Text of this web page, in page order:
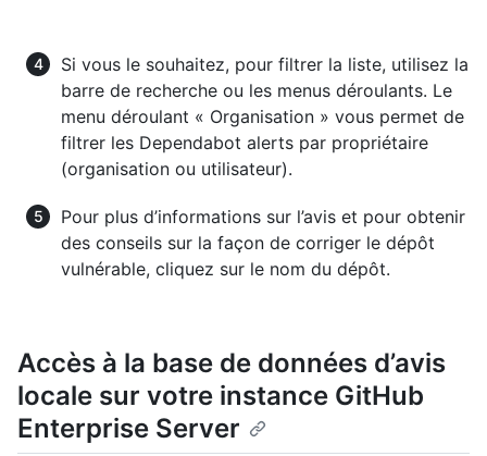
Si vous le souhaitez, pour filtrer la liste, utilisez la
barre de recherche ou les menus déroulants. Le
menu déroulant « Organisation » vous permet de
filtrer les Dependabot alerts par propriétaire
(organisation ou utilisateur).
Pour plus d’informations sur l’avis et pour obtenir
des conseils sur la façon de corriger le dépôt
vulnérable, cliquez sur le nom du dépôt.
Accès à la base de données d’avis
locale sur votre instance GitHub
Enterprise Server